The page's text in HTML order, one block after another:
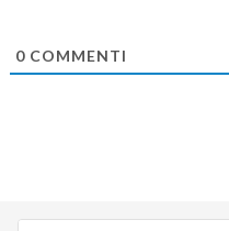
0COMMENTI